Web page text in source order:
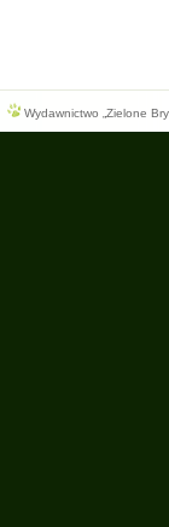
Wydawnictwo „Zielone